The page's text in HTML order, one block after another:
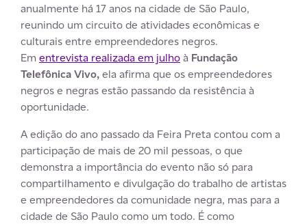
anualmente há 17 anos na cidade de São Paulo,
reunindo um circuito de atividades econômicas e
culturais entre empreendedores negros.
Em entrevista realizada em julhoà Fundação
Telefônica Vivo,ela afirma que os empreendedores
negros e negras estão passando da resistência à
oportunidade.
A edição do ano passado da Feira Preta contou com a
participação de mais de 20 mil pessoas, o que
demonstra a importância do evento não só para
compartilhamento e divulgação do trabalho de artistas
e empreendedores da comunidade negra, mas para a
cidade de São Paulo como um todo. É como